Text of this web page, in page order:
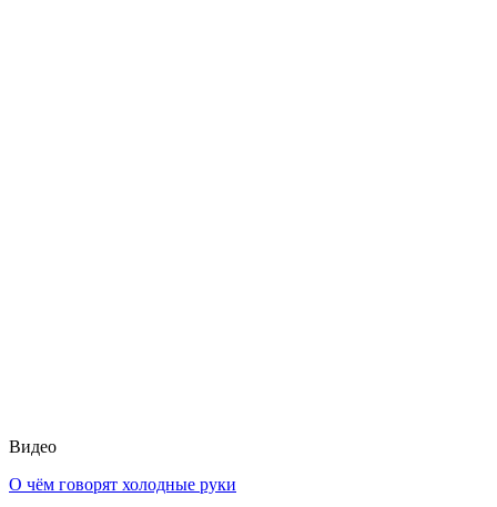
Видео
О чём говорят холодные руки